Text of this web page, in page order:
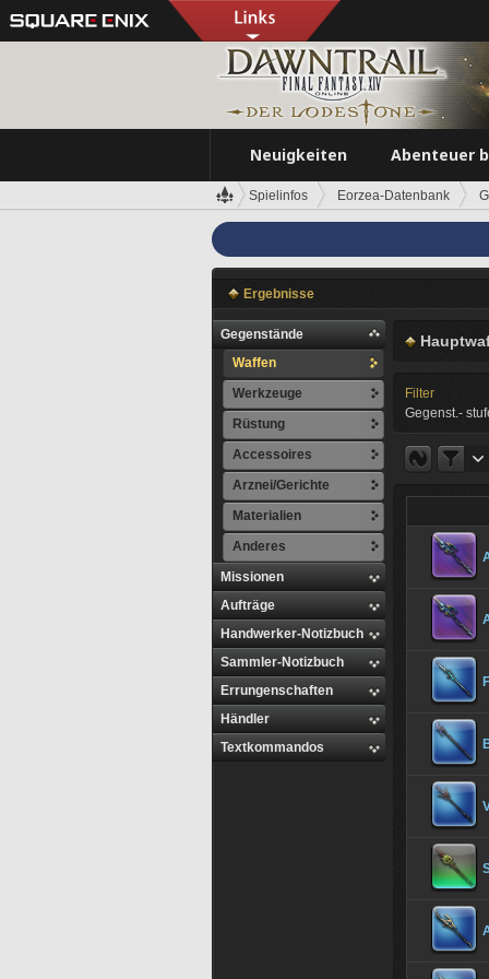
Neuigkeiten Abenteuer
Spielinfos Eorzea-Datenbank
Ergebnisse
Gegenstände
Waffen
Werkzeuge
Rüstung
Accessoires
Arznei/Gerichte
Materialien
Anderes
Missionen
Aufträge
Handwerker-Notizbuch
Sammler-Notizbuch
Errungenschaften
Händler
Textkommandos
Filter
Gegenst.-